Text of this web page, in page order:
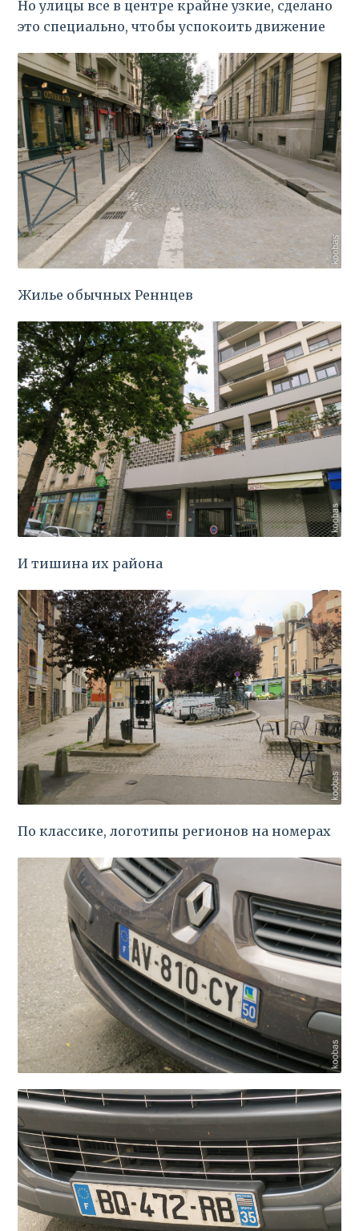
Но улицы все в центре крайне узкие, сделано
это специально, чтобы успокоить движение
Жилье обычных Реннцев
И тишина их района
По классике, логотипы регионов на номерах